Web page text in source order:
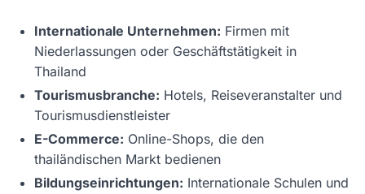
Internationale Unternehmen: Firmen mit
Niederlassungen oder Geschäftstätigkeit in
Thailand
Tourismusbranche: Hotels, Reiseveranstalter und
Tourismusdienstleister
E-Commerce: Online-Shops, die den
thailändischen Markt bedienen
Bildungseinrichtungen: Internationale Schulen und